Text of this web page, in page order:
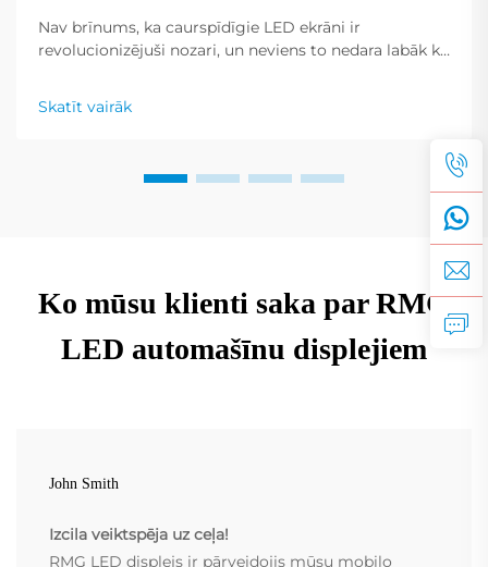
Nav brīnums, ka caurspīdīgie LED ekrāni ir
revolucionizējuši nozari, un neviens to nedara labāk kā
ekrāniem ir unikāla spēja pārvērst ēkas par
dinamiskiem displejiem. To universālība...
Skatīt vairāk
Ko mūsu klienti saka par RMG
LED automašīnu displejiem
John Smith
Izcila veiktspēja uz ceļa!
RMG LED displejs ir pārveidojis mūsu mobilo